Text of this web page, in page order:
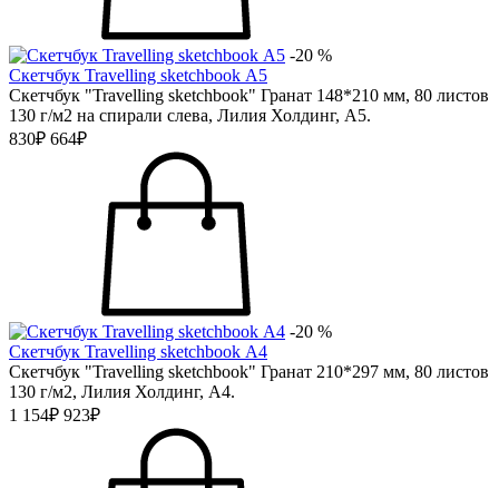
-20 %
Скетчбук Travelling sketchbook А5
Скетчбук "Travelling sketchbook" Гранат 148*210 мм, 80 листов
130 г/м2 на спирали слева, Лилия Холдинг, А5.
830₽ 664₽
-20 %
Скетчбук Travelling sketchbook А4
Скетчбук "Travelling sketchbook" Гранат 210*297 мм, 80 листов
130 г/м2, Лилия Холдинг, А4.
1 154₽ 923₽